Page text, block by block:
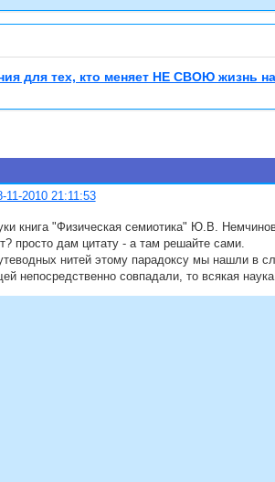
для тех, кто меняет НЕ СВОЮ
11-2010 21:11:53
книга "Физическая семиотика" Ю.В.
просто дам цитату - а там решайте сами.
нитей этому парадоксу мы нашли в
непосредственно совпадали, то всякая